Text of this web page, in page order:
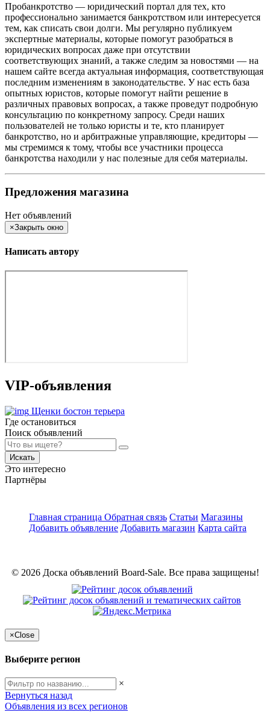
Пробанкротство — юридический портал для тех, кто
профессионально занимается банкротством или интересуется
тем, как списать свои долги. Мы регулярно публикуем
экспертные материалы, которые помогут разобраться в
юридических вопросах даже при отсутствии
соответствующих знаний, а также следим за новостями — на
нашем сайте всегда актуальная информация, соответствующая
последним изменениям в законодательстве. У нас есть база
опытных юристов, которые помогут найти решение в
различных правовых вопросах, а также проведут подробную
консультацию по конкретному запросу. Среди наших
пользователей не только юристы и те, кто планирует
банкротство, но и арбитражные управляющие, кредиторы —
мы стремимся к тому, чтобы все участники процесса
банкротства находили у нас полезные для себя материалы.
Предложения магазина
Нет объявлений
×Закрыть окно
Написать автору
VIP-объявления
Щенки бостон терьера
Где остановиться
Поиск объявлений
Искать
Это интересно
Партнёры
Главная страница Обратная связь Статьи Магазины
Добавить объявление Добавить магазин Карта сайта
© 2026 Доска объявлений Board-Sale. Все права защищены!
×Close
Выберите регион
×
Вернуться назад
Объявления из всех регионов